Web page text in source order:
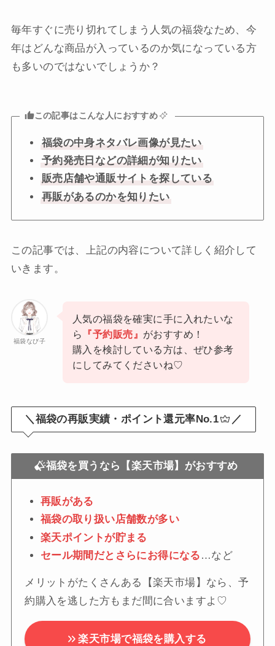
毎年すぐに売り切れてしまう人気の福袋なため、今
年はどんな商品が入っているのか気になっている方
も多いのではないでしょうか？
この記事はこんな人におすすめ
福袋の中身ネタバレ画像が見たい
予約発売日などの詳細が知りたい
販売店舗や通販サイトを探している
再販があるのかを知りたい
この記事では、上記の内容について詳しく紹介して
いきます。
福袋なび子
人気の福袋を確実に手に入れたいな
ら
『予約販売』 がおすすめ！
購入を検討している方は、ぜひ参考
にしてみてくださいね♡
＼福袋の再販実績・ポイント還元率No.1 ／
福袋を買うなら【楽天市場】がおすすめ
再販がある
福袋の取り扱い店舗数が多い
楽天ポイントが貯まる
セール期間だとさらにお得になる …など
メリットがたくさんある【楽天市場】なら、予
約購入を逃した方もまだ間に合いますよ♡
楽天市場で福袋を購入する